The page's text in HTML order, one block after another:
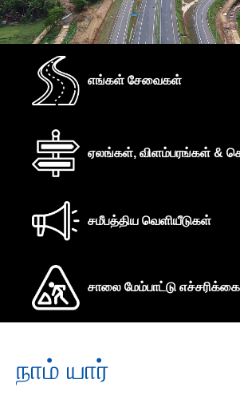
எங்கள் சேவைகள்
ஏலங்கள், விளம்பரங்கள் &
சமீபத்திய வெளியீடுகள்
சாலை மேம்பாட்டு
நாம் யார்